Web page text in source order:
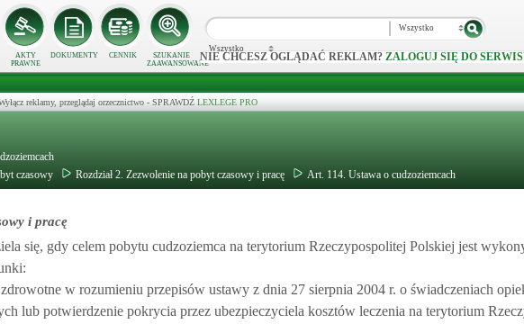
AKTY
PRAWNE
DOKUMENTY CENNIK
SZUKANIE
ZAAWANSOWANE
Wszystko
Wszystko
NIE CHCESZ OGLĄDAĆ REKLAM? ZALOGUJ SIĘ DO
reklamy, przeglądaj orzecznictwo - SPRAWDŹ LEXLEGE PRO
czasowy Rozdział 2. Zezwolenie na pobyt czasowy i pracę Art. 114. Ustawa o cudzoziemcach
i pracę
się, gdy celem pobytu cudzoziemca na terytorium Rzeczypospolitej Polskiej jest
w rozumieniu przepisów ustawy z dnia 27 sierpnia 2004 r. o świadczeniach
lub potwierdzenie pokrycia przez ubezpieczyciela kosztów leczenia na terytorium